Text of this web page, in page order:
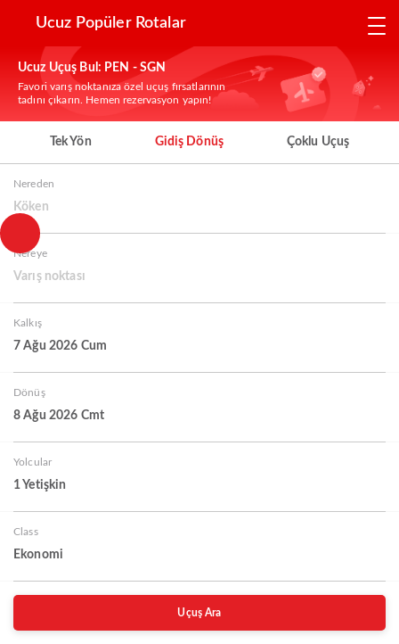
Ucuz Popüler Rotalar
Ucuz Uçuş Bul: PEN - SGN
Favori varış noktanıza özel uçuş fırsatlarının
tadını çıkarın. Hemen rezervasyon yapın!
Tek Yön Gidiş Dönüş Çoklu Uçuş
Nereden
Köken
Nereye
Varış noktası
Kalkış
7 Ağu 2026 Cum
Dönüş
8 Ağu 2026 Cmt
Yolcular
1 Yetişkin
Class
Ekonomi
Uçuş Ara